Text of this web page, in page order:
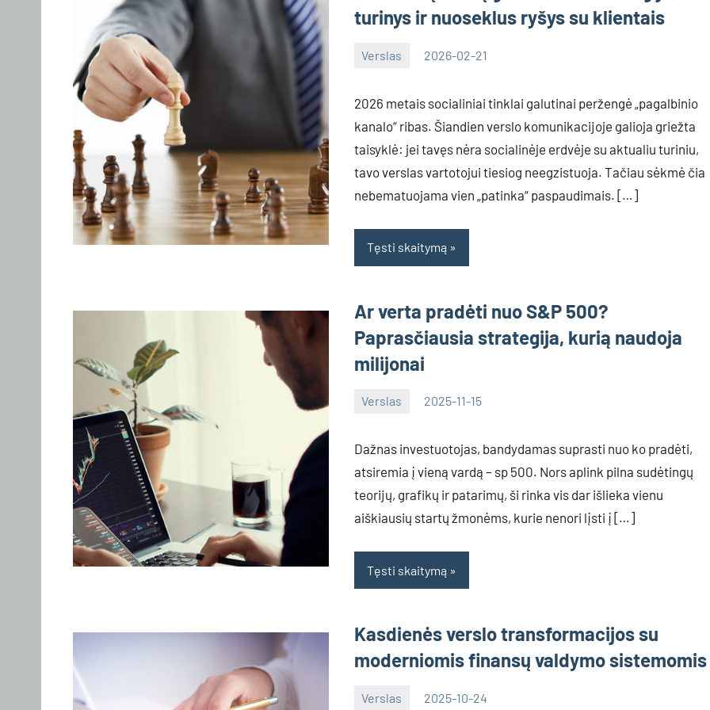
turinys ir nuoseklus ryšys su klientais
Verslas 2026-02-21
2026 metais socialiniai tinklai galutinai peržengė „pagalbinio
kanalo“ ribas. Šiandien verslo komunikacijoje galioja griežta
taisyklė: jei tavęs nėra socialinėje erdvėje su aktualiu turiniu,
tavo verslas vartotojui tiesiog neegzistuoja. Tačiau sėkmė čia
nebematuojama vien „patinka“ paspaudimais. […]
Tęsti skaitymą
Ar verta pradėti nuo S&P 500?
Paprasčiausia strategija, kurią naudoja
milijonai
Verslas 2025-11-15
Dažnas investuotojas, bandydamas suprasti nuo ko pradėti,
atsiremia į vieną vardą – sp 500. Nors aplink pilna sudėtingų
teorijų, grafikų ir patarimų, ši rinka vis dar išlieka vienu
aiškiausių startų žmonėms, kurie nenori lįsti į […]
Tęsti skaitymą
Kasdienės verslo transformacijos su
moderniomis finansų valdymo sistemomis
Verslas 2025-10-24